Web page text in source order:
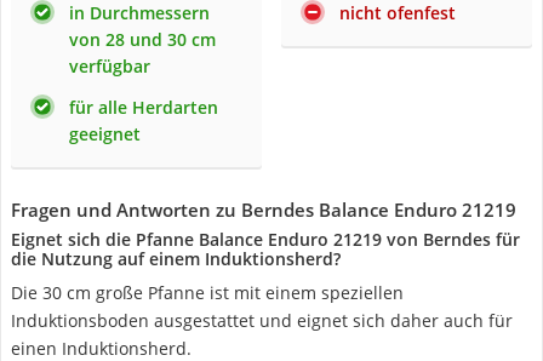
in Durchmessern
von 28 und 30 cm
verfügbar
für alle Herdarten
geeignet
nicht ofenfest
Fragen und Antworten zu Berndes Balance Enduro 21219
Eignet sich die Pfanne Balance Enduro 21219 von Berndes für
die Nutzung auf einem Induktionsherd?
Die 30 cm große Pfanne ist mit einem speziellen
Induktionsboden ausgestattet und eignet sich daher auch für
einen Induktionsherd.